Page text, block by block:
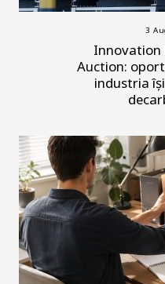
3
Innovation
Auction:
industria